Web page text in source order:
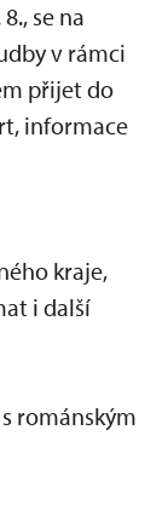
se na
v rámci
přijet do
informace
kraje,
i další
s románským